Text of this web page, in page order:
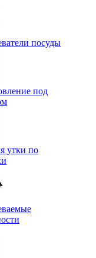
посуды
под
утки по